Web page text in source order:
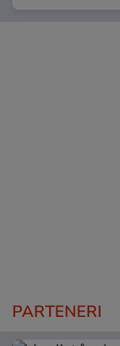
PARTENERI